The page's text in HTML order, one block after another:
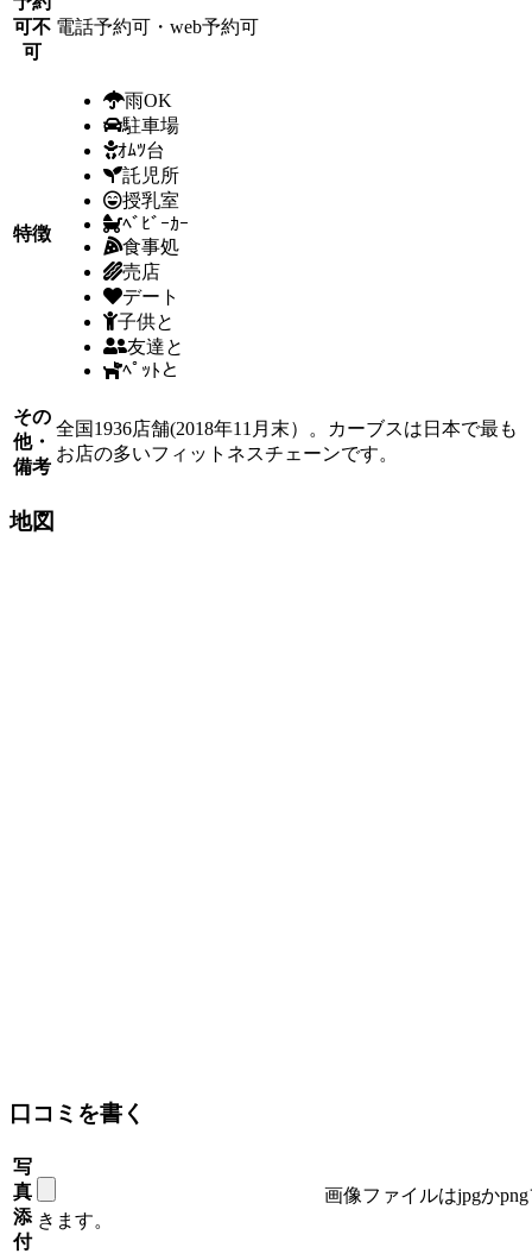
可不
可
電話予約可・web予約可
特徴
雨OK
駐車場
ｵﾑﾂ台
託児所
授乳室
ﾍﾞﾋﾞｰｶｰ
食事処
売店
デート
子供と
友達と
ﾍﾟｯﾄと
その
他・
備考
全国1936店舗(2018年11月末）。カーブスは日本で最も
お店の多いフィットネスチェーンです。
地図
口コミを書く
写
真
添
付
画像ファイルはjpgか
きます。